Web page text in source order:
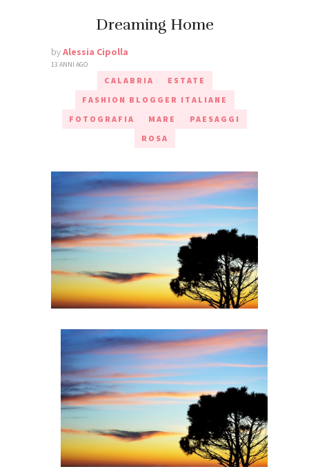
Dreaming Home
byAlessia Cipolla
13 ANNI AGO
CALABRIA
ESTATE
FASHION BLOGGER ITALIANE
FOTOGRAFIA
MARE
PAESAGGI
ROSA